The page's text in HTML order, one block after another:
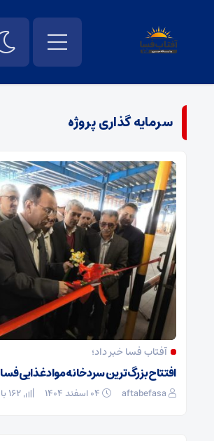
سرمایه گذاری پروژه
آفتاب فسا خبر داد؛
افتتاح بزرگ‌ترین سردخانه مواد غذایی فسا
aftabefasa